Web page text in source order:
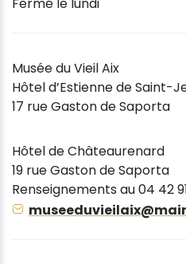
Fermé le lundi
Musée du Vieil Aix
Hôtel d’Estienne de Saint-
17 rue Gaston de Saporta
Hôtel de Châteaurenard
19 rue Gaston de Saporta
Renseignements au 04 42